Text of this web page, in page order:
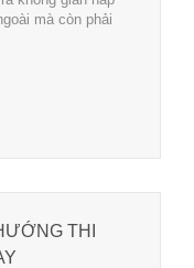
mà còn phải
THI